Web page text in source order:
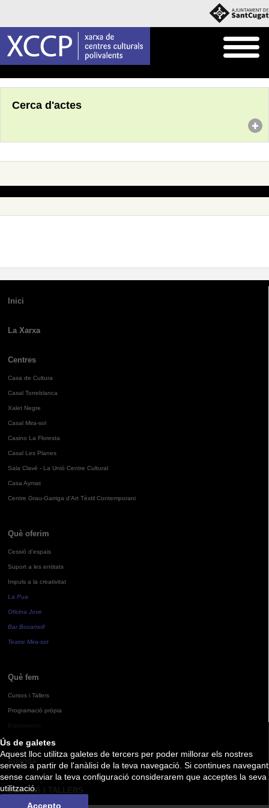
Ús de galetes
Aquest lloc utilitza galetes de tercers per poder millorar els nostres
serveis a partir de l'anàlisi de la teva navegació. Si continues navegant
sense canviar la teva configuració considerarem que acceptes la seva
utilització.
Accepto
Cerca d'actes
Inici
La Xarxa
Centres
Casa de Cultura
Casal Torreblanca
Xalet Negre
Casal Mira-sol
Casino La Floresta
Casal Les Planes
Sala Clavé - La Unió Centre Cultural
Casa Aymat
Centre Grau-Garriga d'Art Tèxtil Contemporani
Què oferim
Cessió d'espais
Suport a les entitats
Impuls a la creativitat
La Pua
Oficina Jove
Bar Bocamoll
Teatre Mira-sol
Què fem
Cursos i Tallers
Programació pròpia
Agenda
CURSOS I TALLERS